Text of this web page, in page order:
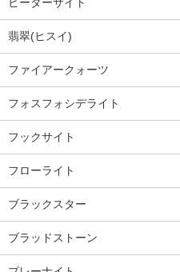
翡翠(ヒスイ)
ファイアークォーツ
フォスフォシデライト
フックサイト
フローライト
ブラックスター
ブラッドストーン